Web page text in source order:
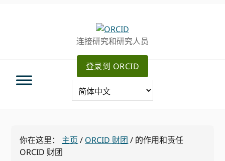
连接研究和研究人员
登录到 ORCID
你在这里： 主页 / ORCID 财团 / 的作用和责任
ORCID 财团